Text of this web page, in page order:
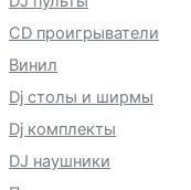
CD проигрыватели
Винил
Dj столы и ширмы
Dj комплекты
DJ наушники